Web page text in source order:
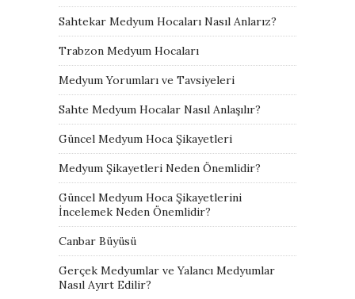
Sahtekar Medyum Hocaları Nasıl Anlarız?
Trabzon Medyum Hocaları
Medyum Yorumları ve Tavsiyeleri
Sahte Medyum Hocalar Nasıl Anlaşılır?
Güncel Medyum Hoca Şikayetleri
Medyum Şikayetleri Neden Önemlidir?
Güncel Medyum Hoca Şikayetlerini
İncelemek Neden Önemlidir?
Canbar Büyüsü
Gerçek Medyumlar ve Yalancı Medyumlar
Nasıl Ayırt Edilir?